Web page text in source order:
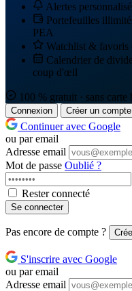
Alertes
Portefeuilles
PEA
Watchlist & favoris
Calendrier de
coup d'œil
100 % gratuit · sans carte
Connexion Créer un compte
Continuer avec Google
ou par email
Adresse email
Mot de passe Oublié ?
Rester connecté
Se connecter
Pas encore de compte ?
S'inscrire avec Google
ou par email
Adresse email